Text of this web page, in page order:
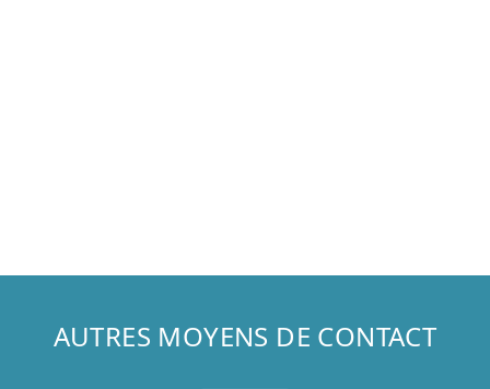
AUTRES MOYENS DE CONTACT